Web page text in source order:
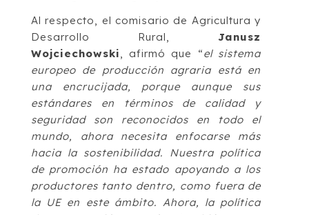
Al respecto, el comisario de Agricultura y
Desarrollo Rural,Janusz
Wojciechowski, afirmó que “el sistema
europeo de producción agraria está en
una encrucijada, porque aunque sus
estándares en términos de calidad y
seguridad son reconocidos en todo el
mundo, ahora necesita enfocarse más
hacia la sostenibilidad. Nuestra política
de promoción ha estado apoyando a los
productores tanto dentro, como fuera de
la UE en este ámbito. Ahora, la política